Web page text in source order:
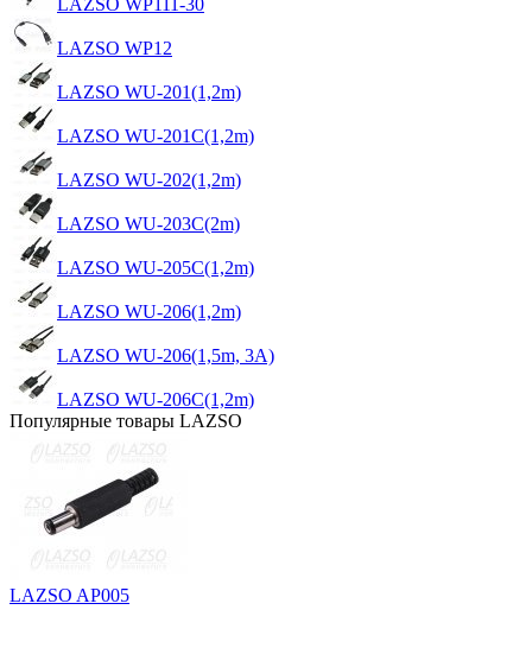
LAZSO WP12
LAZSO WU-201(1,2m)
LAZSO WU-201C(1,2m)
LAZSO WU-202(1,2m)
LAZSO WU-203C(2m)
LAZSO WU-205C(1,2m)
LAZSO WU-206(1,2m)
LAZSO WU-206(1,5m, 3А)
LAZSO WU-206C(1,2m)
Популярные товары LAZSO
LAZSO AP005